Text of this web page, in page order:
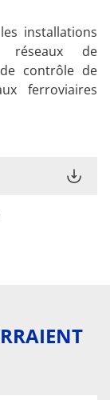
installations
de
contrôle de
ferroviaires